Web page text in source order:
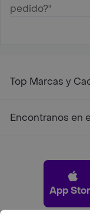
pedido?"
Top Marcas y
Encontranos en
App